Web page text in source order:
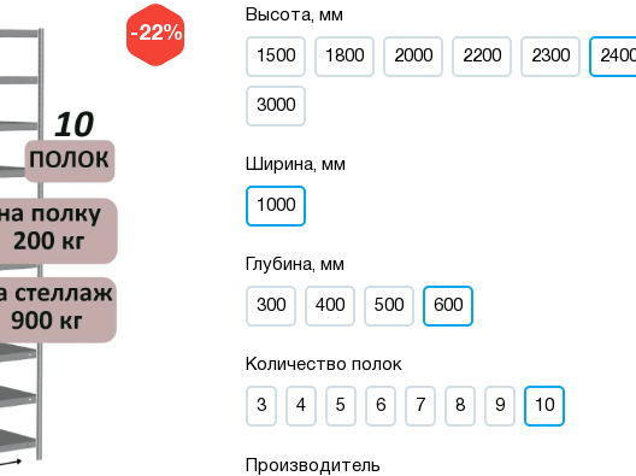
-22%
Высота, мм
1500 1800 2000 2200 2300
3000
Ширина, мм
1000
Глубина, мм
300 400 500 600
Количество полок
3 4 5 6 7 8 9 10
Производитель